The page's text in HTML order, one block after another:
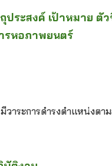
ระสงค์ เป้าหมาย ตั
รหอภาพยนตร์
วาระการดำรงตำแหน่งต